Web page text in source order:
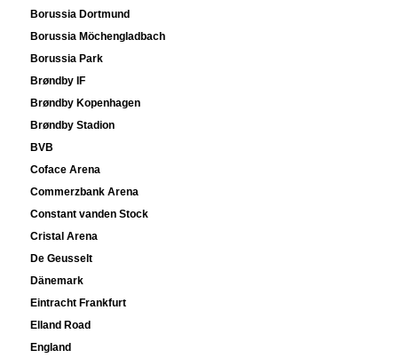
Borussia Dortmund
Borussia Möchengladbach
Borussia Park
Brøndby IF
Brøndby Kopenhagen
Brøndby Stadion
BVB
Coface Arena
Commerzbank Arena
Constant vanden Stock
Cristal Arena
De Geusselt
Dänemark
Eintracht Frankfurt
Elland Road
England